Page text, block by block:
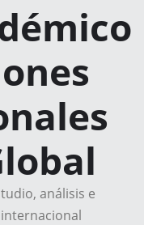
análisis e